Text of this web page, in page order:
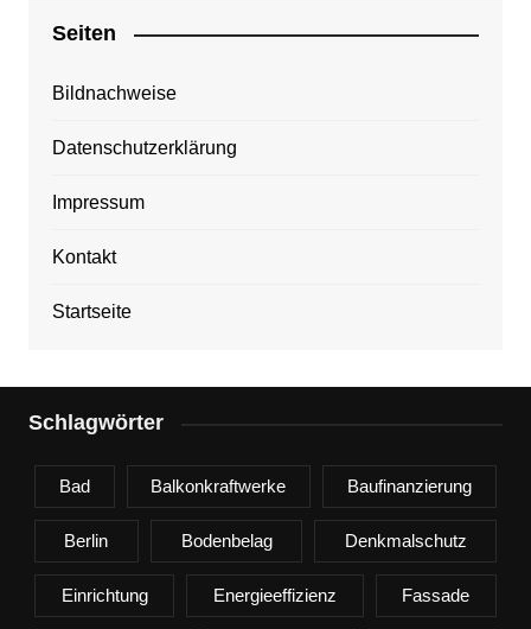
Seiten
Bildnachweise
Datenschutzerklärung
Impressum
Kontakt
Startseite
Schlagwörter
Bad Balkonkraftwerke Baufinanzierung
Berlin Bodenbelag Denkmalschutz
Einrichtung Energieeffizienz Fassade